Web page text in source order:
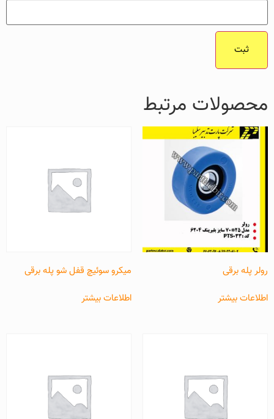
محصولات مرتبط
رولر پله برقی
اطلاعات بیشتر
میکرو سوئیچ قفل شو پله برقی
اطلاعات بیشتر